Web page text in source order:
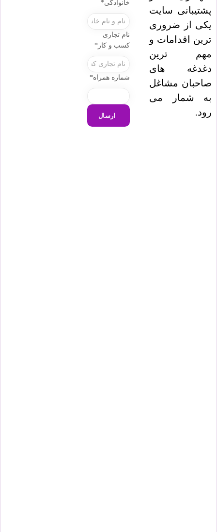
خانوادگی*
نام تجاری
کسب و کار *
شماره همراه*
پشتیبانی سایت
یکی از ضروری
ترین اقدامات و
مهم ترین
دغدغه های
صاحبان مشاغل
به شمار می
رود.